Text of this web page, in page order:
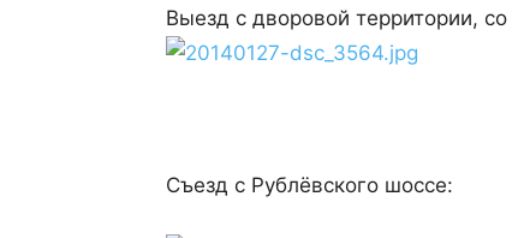
Выезд с дворовой территории,
Съезд с Рублёвского шоссе: